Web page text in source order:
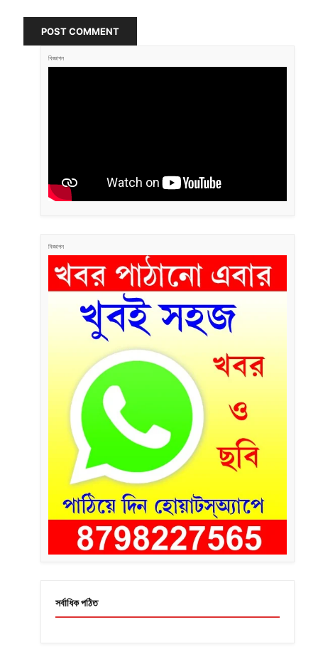
POST COMMENT
বিজ্ঞাপন
বিজ্ঞাপন
সর্বাধিক পঠিত